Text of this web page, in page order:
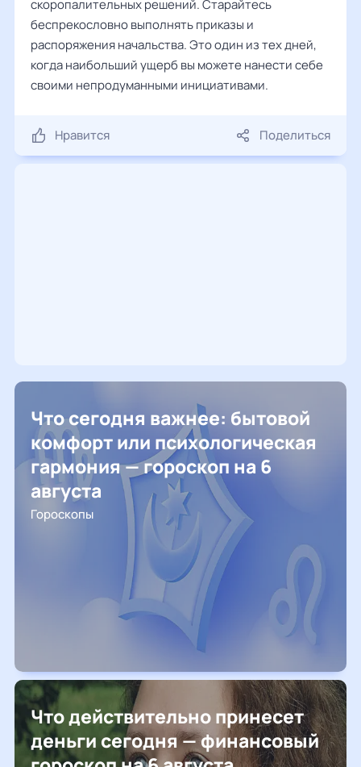
скоропалительных решений. Старайтесь
беспрекословно выполнять приказы и
распоряжения начальства. Это один из тех дней,
когда наибольший ущерб вы можете нанести себе
своими непродуманными инициативами.
Нравится Поделиться
Что сегодня важнее: бытовой
комфорт или психологическая
гармония — гороскоп на 6
августа
Гороскопы
Что действительно принесет
деньги сегодня — финансовый